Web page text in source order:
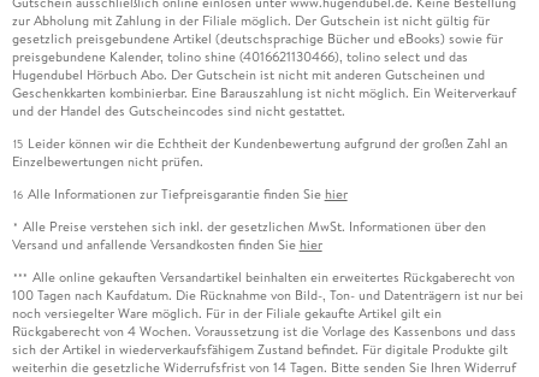
zur Abholung mit Zahlung in der Filiale möglich. Der Gutschein ist nicht gültig für
gesetzlich preisgebundene Artikel (deutschsprachige Bücher und eBooks) sowie für
preisgebundene Kalender, tolino shine (4016621130466), tolino select und das
Hugendubel Hörbuch Abo. Der Gutschein ist nicht mit anderen Gutscheinen und
Geschenkkarten kombinierbar. Eine Barauszahlung ist nicht möglich. Ein Weiterverkauf
und der Handel des Gutscheincodes sind nicht gestattet.
15 Leider können wir die Echtheit der Kundenbewertung aufgrund der großen Zahl an
Einzelbewertungen nicht prüfen.
16 Alle Informationen zur Tiefpreisgarantie finden Sie hier
* Alle Preise verstehen sich inkl. der gesetzlichen MwSt. Informationen über den
Versand und anfallende Versandkosten finden Sie hier
*** Alle online gekauften Versandartikel beinhalten ein erweitertes Rückgaberecht von
100 Tagen nach Kaufdatum. Die Rücknahme von Bild-, Ton- und Datenträgern ist nur bei
noch versiegelter Ware möglich. Für in der Filiale gekaufte Artikel gilt ein
Rückgaberecht von 4 Wochen. Voraussetzung ist die Vorlage des Kassenbons und dass
sich der Artikel in wiederverkaufsfähigem Zustand befindet. Für digitale Produkte gilt
weiterhin die gesetzliche Widerrufsfrist von 14 Tagen. Bitte senden Sie Ihren Widerruf